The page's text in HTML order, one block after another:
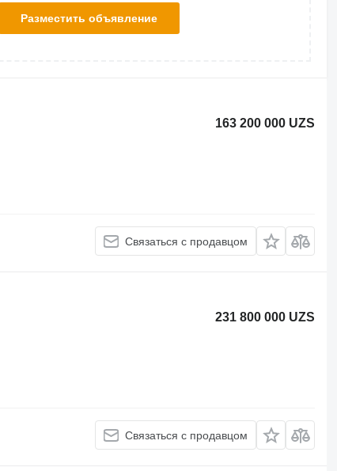
Разместить объявление
163 200 000 UZS
Связаться с продавцом
231 800 000 UZS
Связаться с продавцом